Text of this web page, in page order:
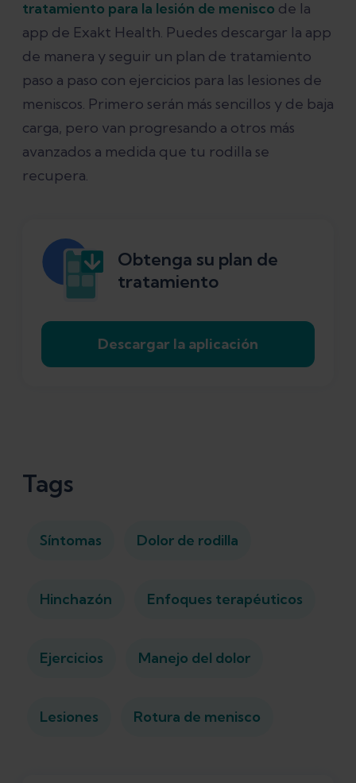
tratamiento para la lesión de menisco de la
app de Exakt Health. Puedes descargar la app
de manera y seguir un plan de tratamiento
paso a paso con ejercicios para las lesiones de
meniscos. Primero serán más sencillos y de baja
carga, pero van progresando a otros más
avanzados a medida que tu rodilla se
recupera.
Obtenga su plan de
tratamiento
Descargar la aplicación
Tags
Síntomas Dolor de rodilla
Hinchazón Enfoques terapéuticos
Ejercicios Manejo del dolor
Lesiones Rotura de menisco